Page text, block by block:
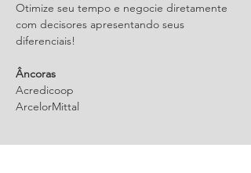
Otimize seu tempo e negocie diretamente
com decisores apresentando seus
diferenciais!
Âncoras
Acredicoop
ArcelorMittal